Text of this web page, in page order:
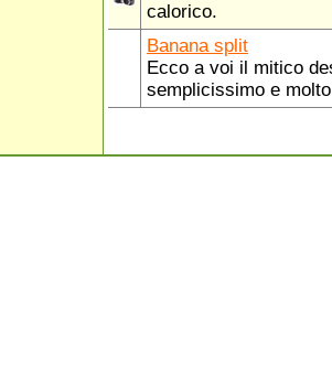
calorico.
Banana split
Ecco a voi il mitico
semplicissimo e